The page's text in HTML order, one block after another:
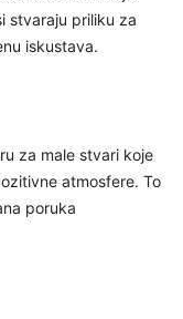
stvaraju priliku za
iskustava.
za male stvari koje
atmosfere. To
poruka